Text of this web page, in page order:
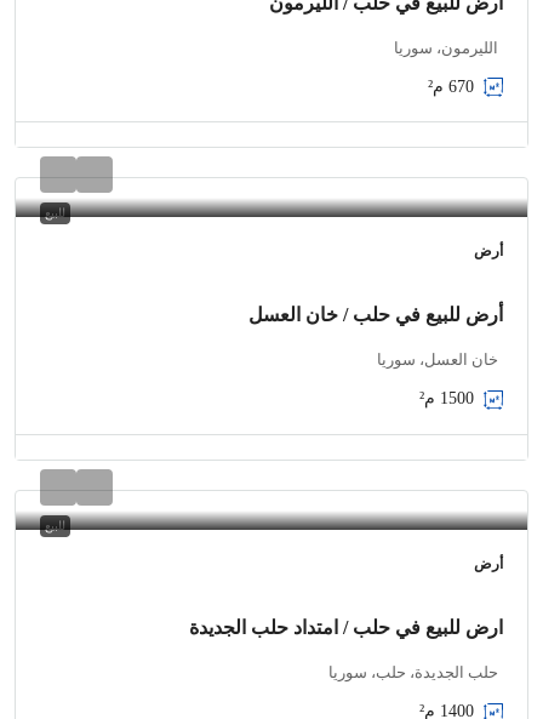
الليرمون، سوريا
670 م²
للبيع
أرض
أرض للبيع في حلب / خان العسل
خان العسل، سوريا
1500 م²
للبيع
أرض
ارض للبيع في حلب / امتداد حلب الجديدة
حلب الجديدة، حلب، سوريا
1400 م²